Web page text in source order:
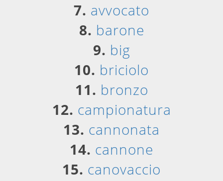
7. avvocato
8. barone
9. big
10. briciolo
11. bronzo
12. campionatura
13. cannonata
14. cannone
15. canovaccio